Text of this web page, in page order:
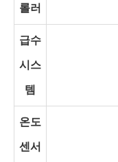
롤러
급수
시스
템
온도
센서